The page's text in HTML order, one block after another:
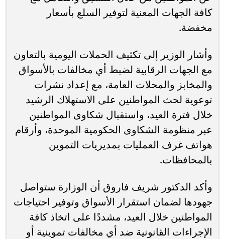
كافة الجهات المعنية لتوفير السلع بأسعار
مخفضة.
وأشار الوزير إلى تكثيف الحملات اليومية بالتعاون
مع الجهات الرقابية لضبط أي مخالفات بالأسواق
والمخابز والمحلات العامة، مع إعداد نشرات
توعوية لحث المواطنين على الاستهلاك الرشيد
خلال فترة العيد، واستقبال شكاوى المواطنين
عبر منظومة الشكاوى الحكومية الموحدة، وأرقام
هواتف غرف العمليات بمديريات التموين
بالمحافظات.
وأكد الدكتور شريف فاروق أن الوزارة ستواصل
جهودها لضمان استقرار الأسواق وتوفير احتياجات
المواطنين خلال العيد، مشددًا على اتخاذ كافة
الإجراءات القانونية ضد أي مخالفات تموينية أو